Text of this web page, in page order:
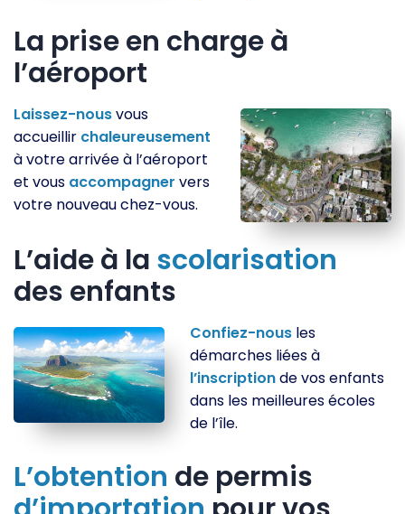
La prise en charge à
l’aéroport
Laissez-nousvous
accueillir chaleureusement
à votre arrivée à l’aéroport
et vous accompagner vers
votre nouveau chez-vous.
L’aide à la scolarisation
des enfants
Confiez-nous les
démarches liées à
l’inscriptionde vos enfants
dans les meilleures écoles
de l’île.
L’obtention de permis